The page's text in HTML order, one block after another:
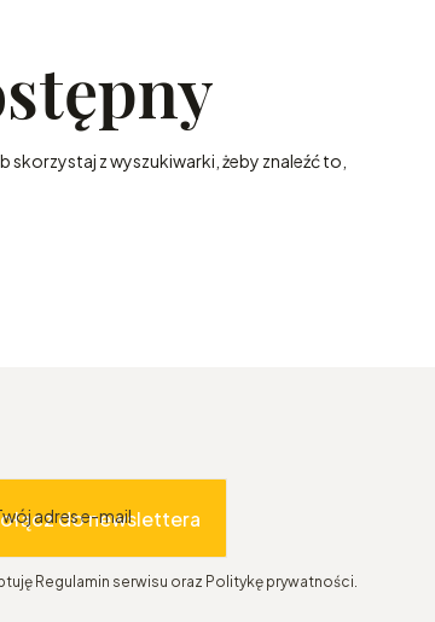
z wyszukiwarki, żeby znaleźć to,
adres e-mail
do newslettera
Regulamin serwisu oraz Politykę prywatności.